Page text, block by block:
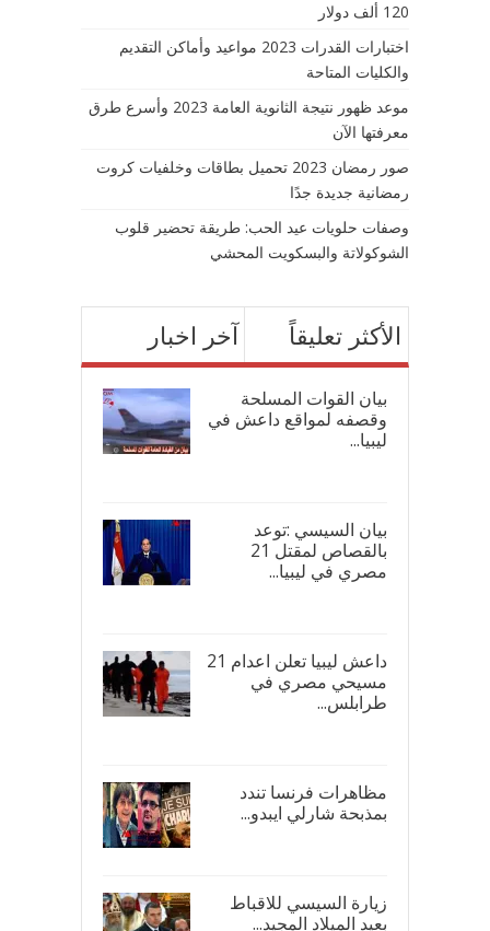
120 ألف دولار
اختبارات القدرات 2023 مواعيد وأماكن التقديم
والكليات المتاحة
موعد ظهور نتيجة الثانوية العامة 2023 وأسرع طرق
معرفتها الآن
صور رمضان 2023 تحميل بطاقات وخلفيات كروت
رمضانية جديدة جدًا
وصفات حلويات عيد الحب: طريقة تحضير قلوب
الشوكولاتة والبسكويت المحشي
آخر اخبار الأكثر تعليقاً
بيان القوات المسلحة
وقصفه لمواقع داعش في
ليبيا...
بيان السيسي :توعد
بالقصاص لمقتل 21
مصري في ليبيا...
داعش ليبيا تعلن اعدام 21
مسيحي مصري في
طرابلس...
مظاهرات فرنسا تندد
بمذبحة شارلي ايبدو...
زيارة السيسي للاقباط
بعيد الميلاد المجيد...